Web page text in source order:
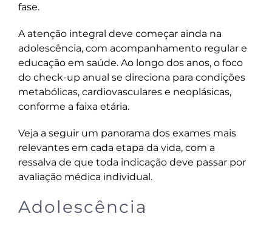
fase.
A atenção integral deve começar ainda na
adolescência, com acompanhamento regular e
educação em saúde. Ao longo dos anos, o foco
do check-up anual se direciona para condições
metabólicas, cardiovasculares e neoplásicas,
conforme a faixa etária.
Veja a seguir um panorama dos exames mais
relevantes em cada etapa da vida, com a
ressalva de que toda indicação deve passar por
avaliação médica individual.
Adolescência